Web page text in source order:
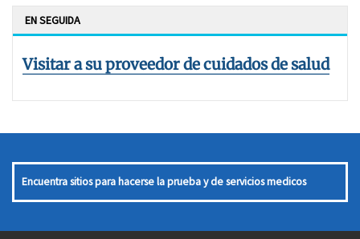
EN SEGUIDA
Visitar a su proveedor de cuidados de salud
Encuentra sitios para hacerse la prueba y de servicios medicos